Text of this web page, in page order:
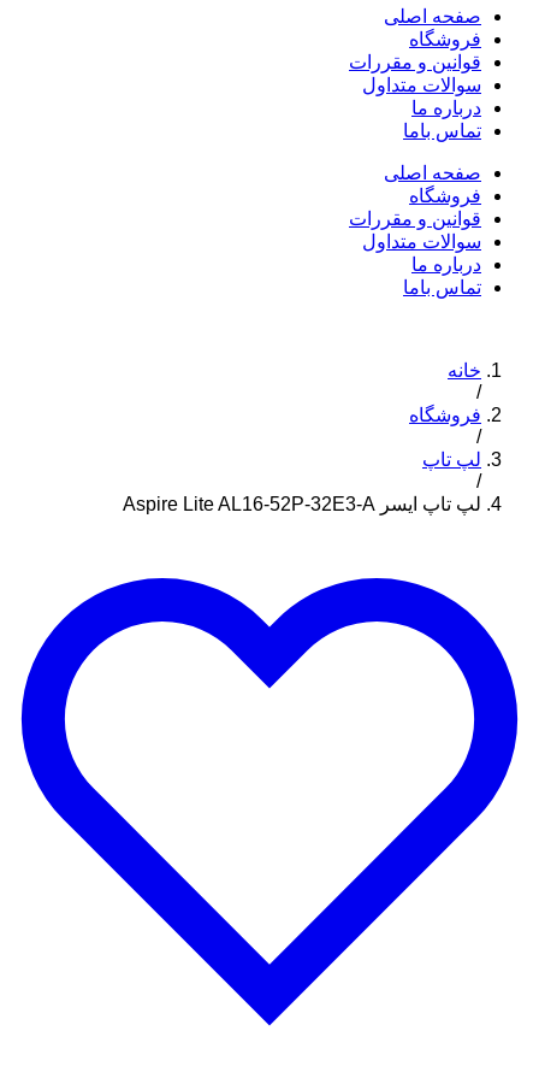
صفحه اصلی
فروشگاه
قوانین و مقررات
سوالات متداول
درباره ما
تماس باما
صفحه اصلی
فروشگاه
قوانین و مقررات
سوالات متداول
درباره ما
تماس باما
خانه
/
فروشگاه
/
لپ تاپ
/
لپ تاپ ایسر Aspire Lite AL16-52P-32E3-A